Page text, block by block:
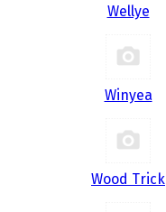
Wellye
Winyea
Wood Trick